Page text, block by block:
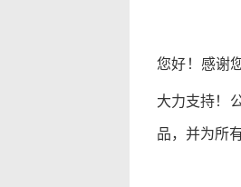
您好！感谢
大力支持！
品，并为所